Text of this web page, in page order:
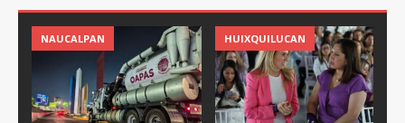
NAUCALPAN HUIXQUILUCAN